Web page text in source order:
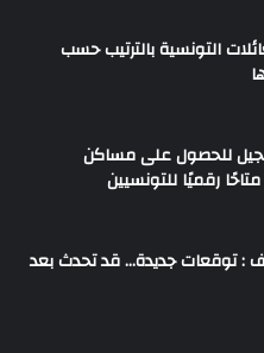
التونسية بالترتيب حسب
للحصول على مساكن
رقميًا للتونسيين
: توقعات جديدة… قد تحدث بعد